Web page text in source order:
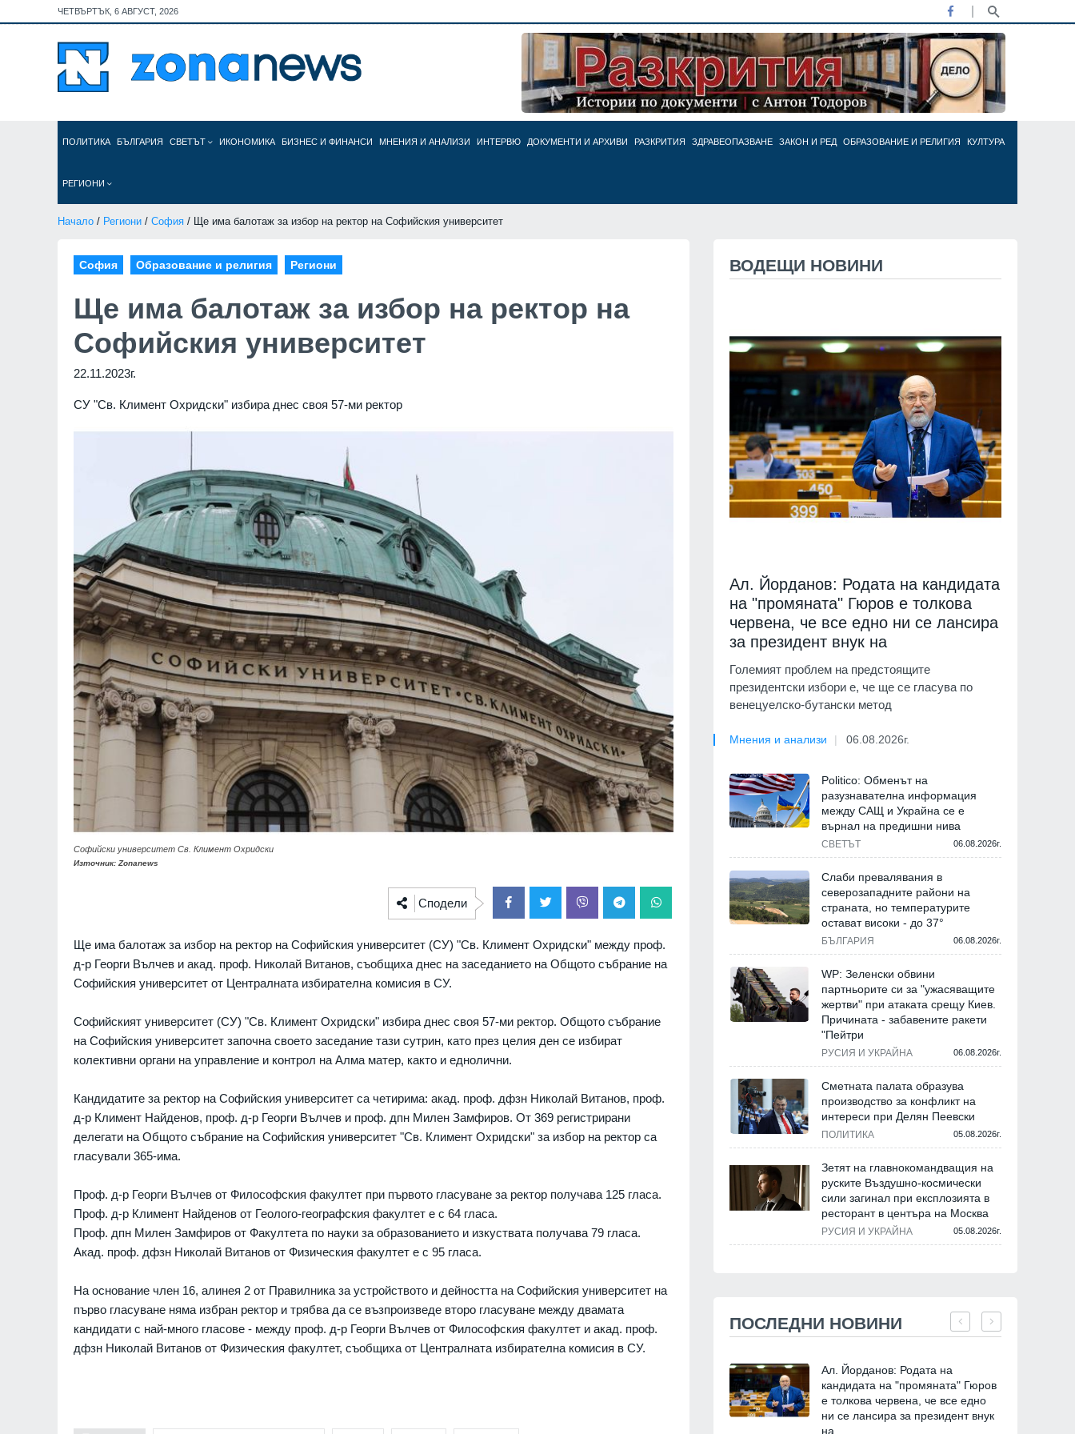
ЧЕТВЪРТЪК, 6 АВГУСТ, 2026
ПОЛИТИКА БЪЛГАРИЯ СВЕТЪТ ИКОНОМИКА БИЗНЕС И ФИНАНСИ МНЕНИЯ И АНАЛИЗИ ИНТЕРВЮ ДОКУМЕНТИ И АРХИВИ РАЗКРИТИЯ ЗДРАВЕОПАЗВАНЕ ЗАКОН И РЕД ОБРАЗОВАНИЕ И РЕЛИГИЯ КУЛТУРА
РЕГИОНИ
Начало / Региони / София / Ще има балотаж за избор на ректор на Софийския университет
София Образование и религия Региони
Ще има балотаж за избор на ректор на
Софийския университет
22.11.2023г.
СУ "Св. Климент Охридски" избира днес своя 57-ми ректор
Софийски университет Св. Климент Охридски
Източник: Zonanews
Сподели
Ще има балотаж за избор на ректор на Софийския университет (СУ) "Св. Климент Охридски" между проф.
д-р Георги Вълчев и акад. проф. Николай Витанов, съобщиха днес на заседанието на Общото събрание на
Софийския университет от Централната избирателна комисия в СУ.
Софийският университет (СУ) "Св. Климент Охридски" избира днес своя 57-ми ректор. Общото събрание
на Софийския университет започна своето заседание тази сутрин, като през целия ден се избират
колективни органи на управление и контрол на Алма матер, както и еднолични.
Кандидатите за ректор на Софийския университет са четирима: акад. проф. дфзн Николай Витанов, проф.
д-р Климент Найденов, проф. д-р Георги Вълчев и проф. дпн Милен Замфиров. От 369 регистрирани
делегати на Общото събрание на Софийския университет "Св. Климент Охридски" за избор на ректор са
гласували 365-има.
Проф. д-р Георги Вълчев от Философския факултет при първото гласуване за ректор получава 125 гласа.
Проф. д-р Климент Найденов от Геолого-географския факултет е с 64 гласа.
Проф. дпн Милен Замфиров от Факултета по науки за образованието и изкуствата получава 79 гласа.
Акад. проф. дфзн Николай Витанов от Физическия факултет е с 95 гласа.
На основание член 16, алинея 2 от Правилника за устройството и дейността на Софийския университет на
първо гласуване няма избран ректор и трябва да се възпроизведе второ гласуване между двамата
кандидати с най-много гласове - между проф. д-р Георги Вълчев от Философския факултет и акад. проф.
дфзн Николай Витанов от Физическия факултет, съобщиха от Централната избирателна комисия в СУ.
ВОДЕЩИ НОВИНИ
Ал. Йорданов: Родата на кандидата
на "промяната" Гюров е толкова
червена, че все едно ни се лансира
за президент внук на
Големият проблем на предстоящите
президентски избори е, че ще се гласува по
венецуелско-бутански метод
Мнения и анализи 06.08.2026г.
Politico: Обменът на
разузнавателна информация
между САЩ и Украйна се е
върнал на предишни нива
СВЕТЪТ 06.08.2026г.
Слаби превалявания в
северозападните райони на
страната, но температурите
остават високи - до 37°
БЪЛГАРИЯ 06.08.2026г.
WP: Зеленски обвини
партньорите си за "ужасяващите
жертви" при атаката срещу Киев.
Причината - забавените ракети
"Пейтри
РУСИЯ И УКРАЙНА 06.08.2026г.
Сметната палата образува
производство за конфликт на
интереси при Делян Пеевски
ПОЛИТИКА 05.08.2026г.
Зетят на главнокомандващия на
руските Въздушно-космически
сили загинал при експлозията в
ресторант в центъра на Москва
РУСИЯ И УКРАЙНА 05.08.2026г.
ПОСЛЕДНИ НОВИНИ
Ал. Йорданов: Родата на
кандидата на "промяната" Гюров
е толкова червена, че все едно
ни се лансира за президент внук
на